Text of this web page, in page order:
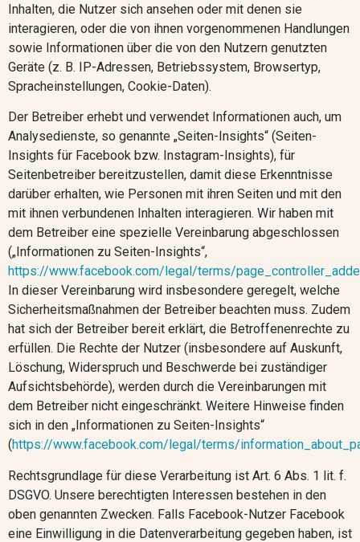
Inhalten, die Nutzer sich ansehen oder mit denen sie
interagieren, oder die von ihnen vorgenommenen Handlungen
sowie Informationen über die von den Nutzern genutzten
Geräte (z. B. IP-Adressen, Betriebssystem, Browsertyp,
Spracheinstellungen, Cookie-Daten).
Der Betreiber erhebt und verwendet Informationen auch, um
Analysedienste, so genannte „Seiten-Insights“ (Seiten-
Insights für Facebook bzw. Instagram-Insights), für
Seitenbetreiber bereitzustellen, damit diese Erkenntnisse
darüber erhalten, wie Personen mit ihren Seiten und mit den
mit ihnen verbundenen Inhalten interagieren. Wir haben mit
dem Betreiber eine spezielle Vereinbarung abgeschlossen
(„Informationen zu Seiten-Insights“,
https://www.facebook.com/legal/terms/
In dieser Vereinbarung wird insbesondere geregelt, welche
Sicherheitsmaßnahmen der Betreiber beachten muss. Zudem
hat sich der Betreiber bereit erklärt, die Betroffenenrechte zu
erfüllen. Die Rechte der Nutzer (insbesondere auf Auskunft,
Löschung, Widerspruch und Beschwerde bei zuständiger
Aufsichtsbehörde), werden durch die Vereinbarungen mit
dem Betreiber nicht eingeschränkt. Weitere Hinweise finden
sich in den „Informationen zu Seiten-Insights“
(https://www.facebook.com/legal/terms/
Rechtsgrundlage für diese Verarbeitung ist Art. 6 Abs. 1 lit. f.
DSGVO. Unsere berechtigten Interessen bestehen in den
oben genannten Zwecken. Falls Facebook-Nutzer Facebook
eine Einwilligung in die Datenverarbeitung gegeben haben, ist